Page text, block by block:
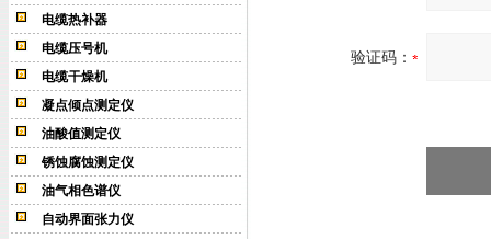
电缆热补器
电缆压号机
电缆干燥机
凝点倾点测定仪
油酸值测定仪
锈蚀腐蚀测定仪
油气相色谱仪
自动界面张力仪
验证码：